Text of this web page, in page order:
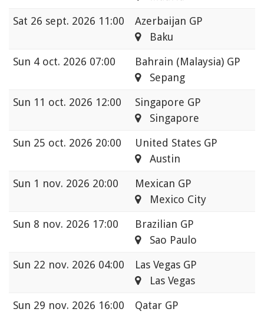
Sat 26 sept. 2026 11:00
Azerbaijan GP
Baku
Sun 4 oct. 2026 07:00
Bahrain (Malaysia) GP
Sepang
Sun 11 oct. 2026 12:00
Singapore GP
Singapore
Sun 25 oct. 2026 20:00
United States GP
Austin
Sun 1 nov. 2026 20:00
Mexican GP
Mexico City
Sun 8 nov. 2026 17:00
Brazilian GP
Sao Paulo
Sun 22 nov. 2026 04:00
Las Vegas GP
Las Vegas
Sun 29 nov. 2026 16:00
Qatar GP